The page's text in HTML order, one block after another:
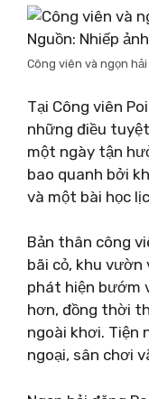
Nguồn: Nhiếp
Công viên và ngọn
Tại Công viên
những điều
một ngày tận
bao quanh bởi
và một bài học
Bản thân công
bãi cỏ, khu vườn
phát hiện bướm
hơn, đồng thời
ngoài khơi. Tiện
ngoại, sân chơi